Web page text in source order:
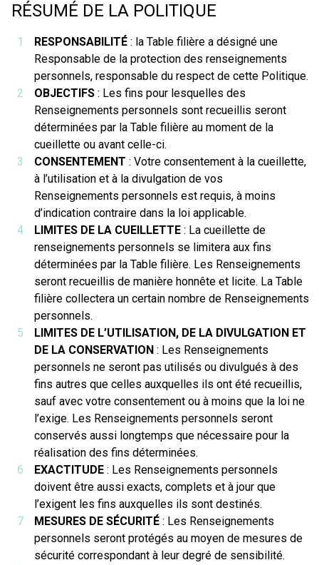
RÉSUMÉ DE LA POLITIQUE
RESPONSABILITÉ : la Table filière a désigné une
Responsable de la protection des renseignements
personnels, responsable du respect de cette Politique.
OBJECTIFS : Les fins pour lesquelles des
Renseignements personnels sont recueillis seront
déterminées par la Table filière au moment de la
cueillette ou avant celle-ci.
CONSENTEMENT : Votre consentement à la cueillette,
à l’utilisation et à la divulgation de vos
Renseignements personnels est requis, à moins
d’indication contraire dans la loi applicable.
LIMITES DE LA CUEILLETTE : La cueillette de
renseignements personnels se limitera aux fins
déterminées par la Table filière. Les Renseignements
seront recueillis de manière honnête et licite. La Table
filière collectera un certain nombre de Renseignements
personnels.
LIMITES DE L’UTILISATION, DE LA DIVULGATION ET
DE LA CONSERVATION : Les Renseignements
personnels ne seront pas utilisés ou divulgués à des
fins autres que celles auxquelles ils ont été recueillis,
sauf avec votre consentement ou à moins que la loi ne
l’exige. Les Renseignements personnels seront
conservés aussi longtemps que nécessaire pour la
réalisation des fins déterminées.
EXACTITUDE : Les Renseignements personnels
doivent être aussi exacts, complets et à jour que
l’exigent les fins auxquelles ils sont destinés.
MESURES DE SÉCURITÉ : Les Renseignements
personnels seront protégés au moyen de mesures de
sécurité correspondant à leur degré de sensibilité.